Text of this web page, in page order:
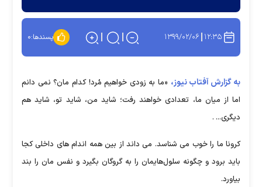
۱۲:۳۵ ۱۳۹۹/۰۲/۰۶ پسندها:۰
به گزارش آفتاب نیوز، «ما به زودی خواهیم مُرد! کدام مان؟ نمی دانم
اما از میان ما، تعدادی خواهند رفت؛ شاید من، شاید تو، شاید هم
دیگری... .
کرونا ما را خوب می شناسد. می داند از بین همه اندام های داخلی کجا
باید برود و چگونه سلول‌هایمان را به گروگان بگیرد و نفس مان را بند
بیاورد.